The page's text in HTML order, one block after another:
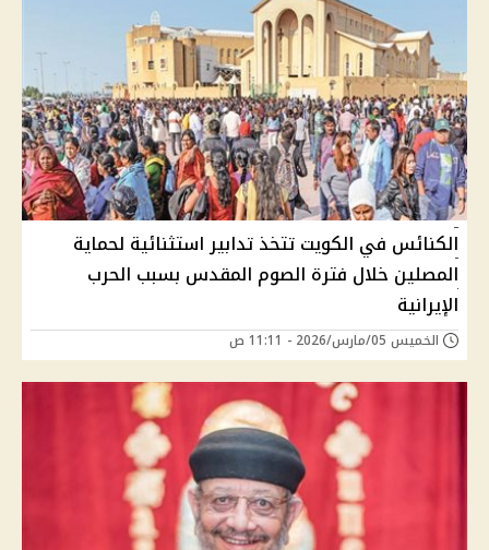
الكنائس في الكويت تتخذ تدابير استثنائية لحماية
المصلين خلال فترة الصوم المقدس بسبب الحرب
الإيرانية
الخميس 05/مارس/2026 - 11:11 ص